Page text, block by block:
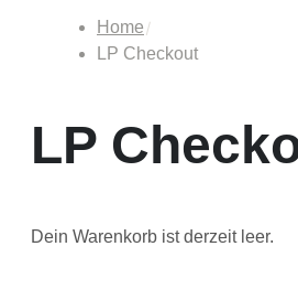
Home
LP Checkout
LP
Dein Warenkorb ist derzeit leer.